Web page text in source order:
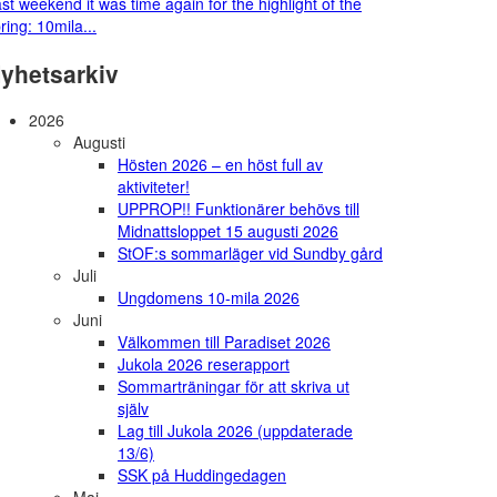
10mila...
2026
Augusti
Hösten 2026 – en höst full av
aktiviteter!
UPPROP!! Funktionärer behövs till
Midnattsloppet 15 augusti 2026
StOF:s sommarläger vid Sundby gård
Juli
Ungdomens 10-mila 2026
Juni
Välkommen till Paradiset 2026
Jukola 2026 reserapport
Sommarträningar för att skriva ut
själv
Lag till Jukola 2026 (uppdaterade
13/6)
SSK på Huddingedagen